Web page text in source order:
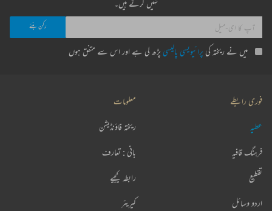
نہیں کرتے ہیں۔
میں نے ریختہ کی پرائیویسی پالیسی پڑھ لی ہے اور اس سے متفق ہوں
فوری رابطے
عطیہ
فرہنگ قافیہ
تقطیع
اردو وسائل
معلومات
ریختہ فاؤنڈیشن
بانی : تعارف
رابطہ کیجیے
کیریئر